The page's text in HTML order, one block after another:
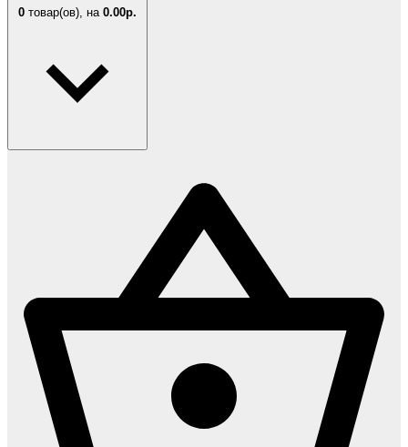
0 товар(ов), на 0.00р.